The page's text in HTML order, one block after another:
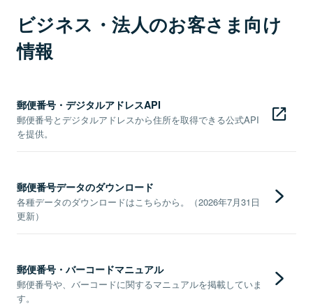
ビジネス・法人のお客さま向け
情報
郵便番号・デジタルアドレスAPI
郵便番号とデジタルアドレスから住所を取得できる公式API
を提供。
郵便番号データのダウンロード
各種データのダウンロードはこちらから。（2026年7月31日
更新）
郵便番号・バーコードマニュアル
郵便番号や、バーコードに関するマニュアルを掲載していま
す。